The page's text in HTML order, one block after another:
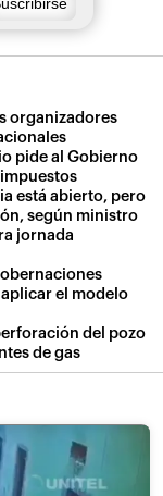
organizadores
pide al Gobierno
está abierto, pero
según ministro
jornada
el modelo
del pozo
de gas